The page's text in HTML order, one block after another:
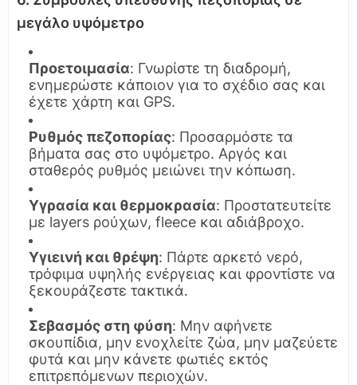
μεγάλο υψόμετρο
Προετοιμασία: Γνωρίστε τη διαδρομή,
ενημερώστε κάποιον για το σχέδιο σας και
έχετε χάρτη και GPS.
Ρυθμός πεζοπορίας: Προσαρμόστε τα
βήματα σας στο υψόμετρο. Αργός και
σταθερός ρυθμός μειώνει την κόπωση.
Υγρασία και θερμοκρασία: Προστατευτείτε
με layers ρούχων, fleece και αδιάβροχο.
Υγιεινή και θρέψη: Πάρτε αρκετό νερό,
τρόφιμα υψηλής ενέργειας και φροντίστε να
ξεκουράζεστε τακτικά.
Σεβασμός στη φύση: Μην αφήνετε
σκουπίδια, μην ενοχλείτε ζώα, μην μαζεύετε
φυτά και μην κάνετε φωτιές εκτός
επιτρεπόμενων περιοχών.